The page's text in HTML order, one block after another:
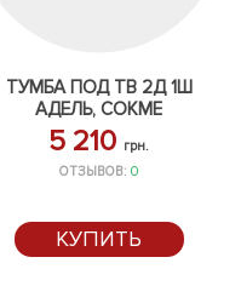
ТУМБА ПОД ТВ 2Д 1Ш
АДЕЛЬ, СОКМЕ
5 210 грн.
ОТЗЫВОВ:0
КУПИТЬ